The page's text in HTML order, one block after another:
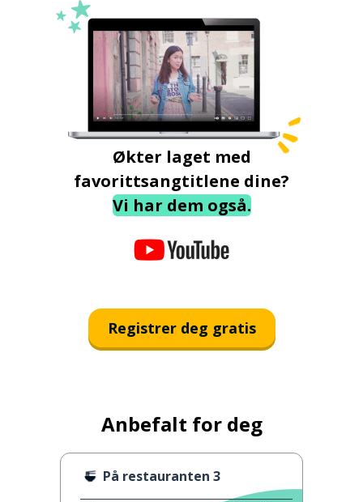
Økter laget med
favorittsangtitlene dine?
Vi har dem også.
Registrer deg gratis
Anbefalt for deg
På restauranten 3